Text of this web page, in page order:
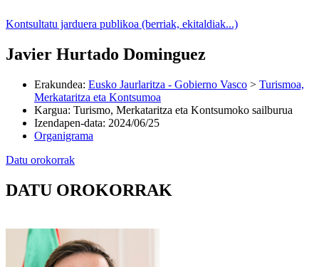
Kontsultatu jarduera publikoa (berriak, ekitaldiak...)
Javier Hurtado Dominguez
Erakundea: Eusko Jaurlaritza - Gobierno Vasco > Turismoa,
Merkataritza eta Kontsumoa
Kargua: Turismo, Merkataritza eta Kontsumoko sailburua
Izendapen-data: 2024/06/25
Organigrama
Datu orokorrak
DATU OROKORRAK